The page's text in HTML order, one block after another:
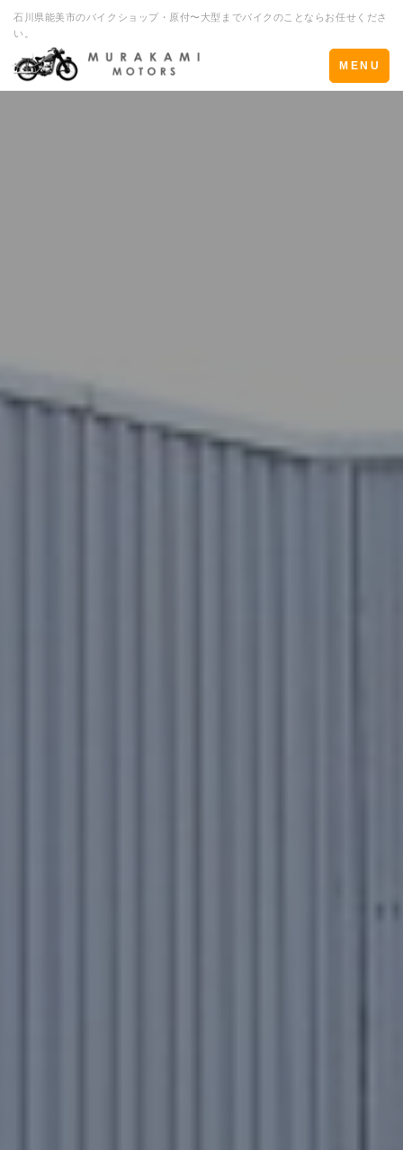
石川県能美市のバイクショップ・原付〜大型までバイクのことならお任せくださ
い。
Toggle
navigation
MENU